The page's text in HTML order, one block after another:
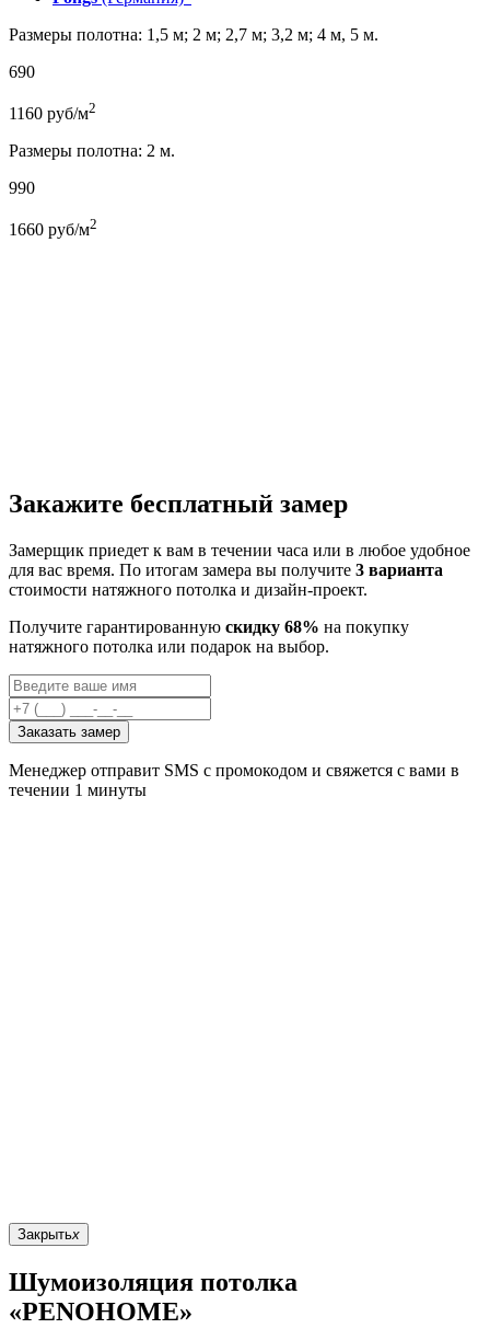
Размеры полотна: 1,5 м; 2 м; 2,7 м; 3,2 м; 4 м, 5 м.
690
1160 руб/м2
Размеры полотна: 2 м.
990
1660 руб/м2
Закажите бесплатный замер
Замерщик приедет к вам в течении часа или в любое удобное
для вас время. По итогам замера вы получите 3 варианта
стоимости натяжного потолка и дизайн-проект.
Получите гарантированную скидку 68% на покупку
натяжного потолка или подарок на выбор.
Заказать замер
Менеджер отправит SMS с промокодом и свяжется с вами в
течении 1 минуты
Закрытьx
Шумоизоляция потолка
«PENOHOME»